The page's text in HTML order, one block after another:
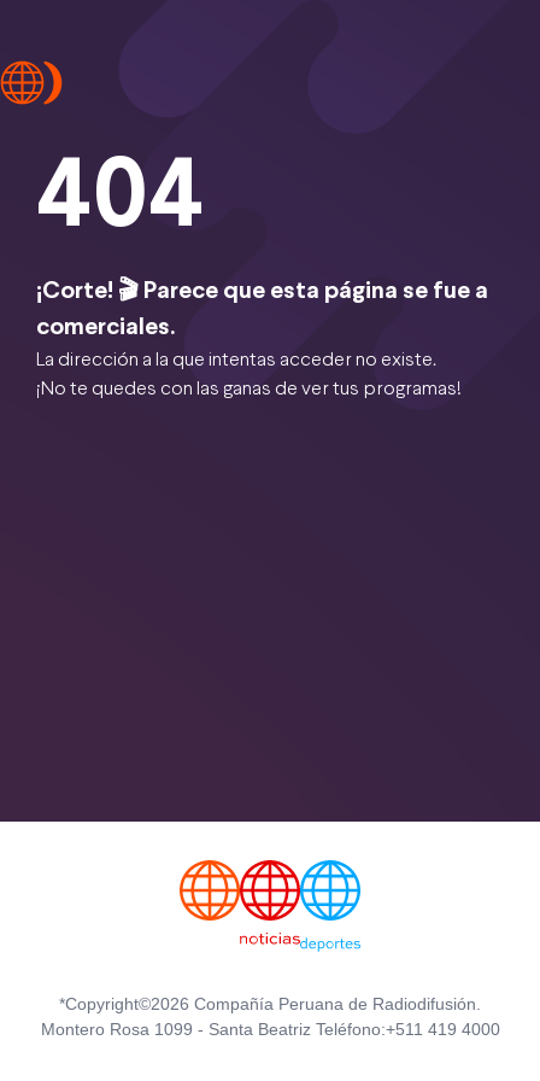
404
¡Corte! 🎬 Parece que esta página se fue a
comerciales.
La dirección a la que intentas acceder no existe.
¡No te quedes con las ganas de ver tus programas!
*Copyright©2026 Compañía Peruana de Radiodifusión.
Montero Rosa 1099 - Santa Beatriz Teléfono:+511 419 4000